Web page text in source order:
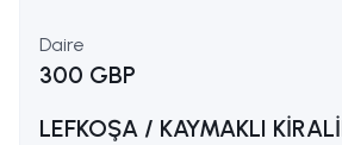
Daire
300 GBP
LEFKOŞA / KAYMAKLI